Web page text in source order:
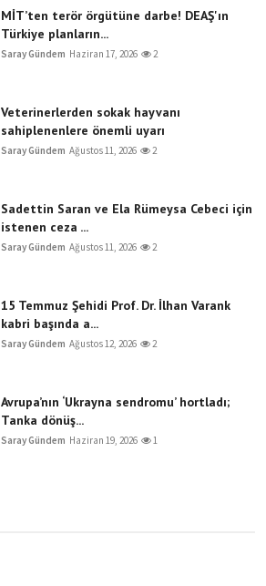
MİT’ten terör örgütüne darbe! DEAŞ'ın
Türkiye planların...
Saray Gündem Haziran 17, 2026 2
Veterinerlerden sokak hayvanı
sahiplenenlere önemli uyarı
Saray Gündem Ağustos 11, 2026 2
Sadettin Saran ve Ela Rümeysa Cebeci için
istenen ceza ...
Saray Gündem Ağustos 11, 2026 2
15 Temmuz Şehidi Prof. Dr. İlhan Varank
kabri başında a...
Saray Gündem Ağustos 12, 2026 2
Avrupa’nın ‘Ukrayna sendromu’ hortladı;
Tanka dönüş...
Saray Gündem Haziran 19, 2026 1